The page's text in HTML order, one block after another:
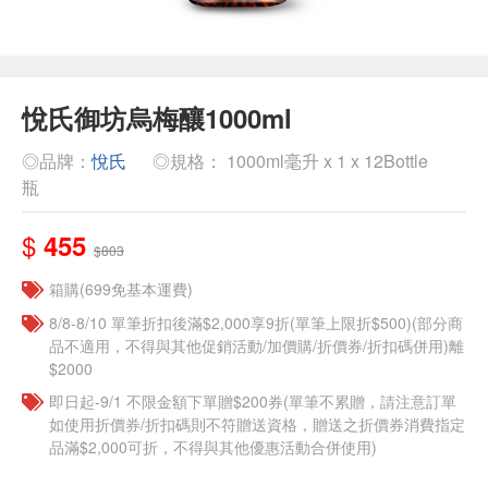
悅氏御坊烏梅釀1000ml
◎品牌：悅氏
◎規格： 1000ml毫升 x 1 x 12Bottle
瓶
$ 455 $803
箱購(699免基本運費)
8/8-8/10 單筆折扣後滿$2,000享9折(單筆上限折$500)(部分商
品不適用，不得與其他促銷活動/加價購/折價券/折扣碼併用)離
$2000
即日起-9/1 不限金額下單贈$200券(單筆不累贈，請注意訂單
如使用折價券/折扣碼則不符贈送資格，贈送之折價券消費指定
品滿$2,000可折，不得與其他優惠活動合併使用)